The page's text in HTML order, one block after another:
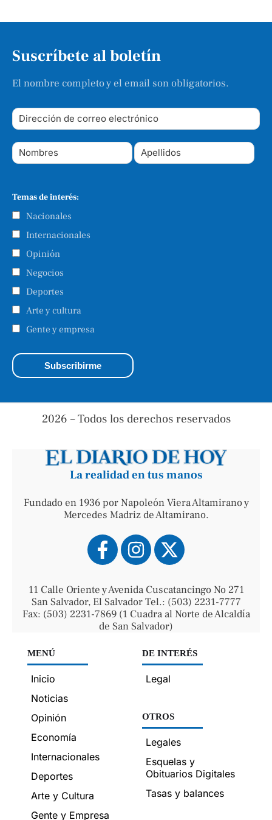
Suscríbete al boletín
El nombre completo y el email son obligatorios.
Temas de interés:
Nacionales
Internacionales
Opinión
Negocios
Deportes
Arte y cultura
Gente y empresa
2026 – Todos los derechos reservados
La realidad en tus manos
Fundado en 1936 por Napoleón Viera Altamirano y
Mercedes Madriz de Altamirano.
11 Calle Oriente y Avenida Cuscatancingo No 271
San Salvador, El Salvador Tel.: (503) 2231-7777
Fax: (503) 2231-7869 (1 Cuadra al Norte de Alcaldía
de San Salvador)
MENÚ
Inicio
Noticias
Opinión
Economía
Internacionales
Deportes
Arte y Cultura
Gente y Empresa
DE INTERÉS
Legal
OTROS
Legales
Esquelas y
Obituarios Digitales
Tasas y balances